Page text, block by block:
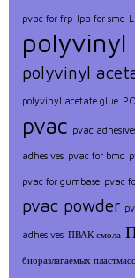
pvac for frp lpa for smc
polyvinyl
polyvinyl
polyvinyl acetate glue
pvac pvac
adhesives pvac for bmc
pvac for gumbase pvac
pvac powder
adhesives ПВАК смола
биоразлагаемых